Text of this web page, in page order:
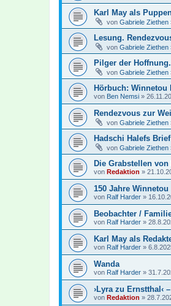
Karl May als
von Gabriele Ziethen
Lesung.
von Gabriele Ziethen
Pilger der
von Gabriele Ziethen
Hörbuch: Winnetou I
von Ben Nemsi »
Rendezvous zur
von Gabriele Ziethen
Hadschi Halefs
von Gabriele Ziethen
Die Grabstellen
von Redaktion »
150 Jahre Winnetou
von Ralf Harder »
Beobachter /
von Ralf Harder »
Karl May als
von Ralf Harder »
Wanda
von Ralf Harder »
›Lyra zu Ernstthal‹
von Redaktion »